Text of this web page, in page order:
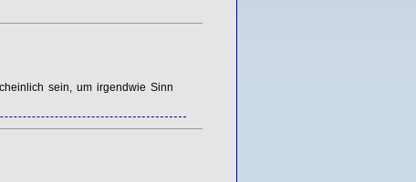
sein, um irgendwie Sinn